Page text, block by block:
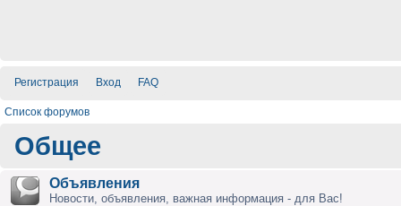
Регистрация Вход FAQ
Список форумов
Общее
Объявления
Новости, объявления, важная информация - для Вас!